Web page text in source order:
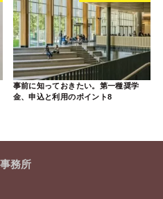
事前に知っておきたい。第一種奨学
金、申込と利用のポイント8
務所